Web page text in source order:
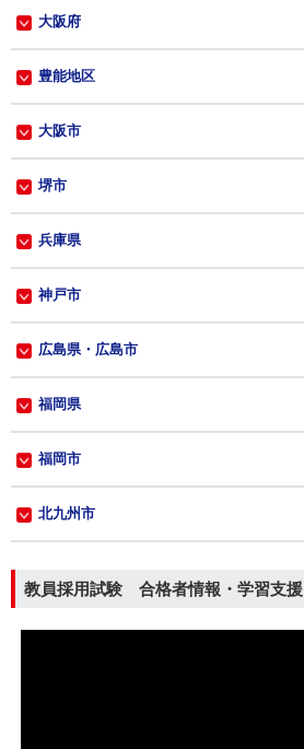
大阪府
豊能地区
大阪市
堺市
兵庫県
神戸市
広島県・広島市
福岡県
福岡市
北九州市
教員採用試験 合格者情報・学習支援